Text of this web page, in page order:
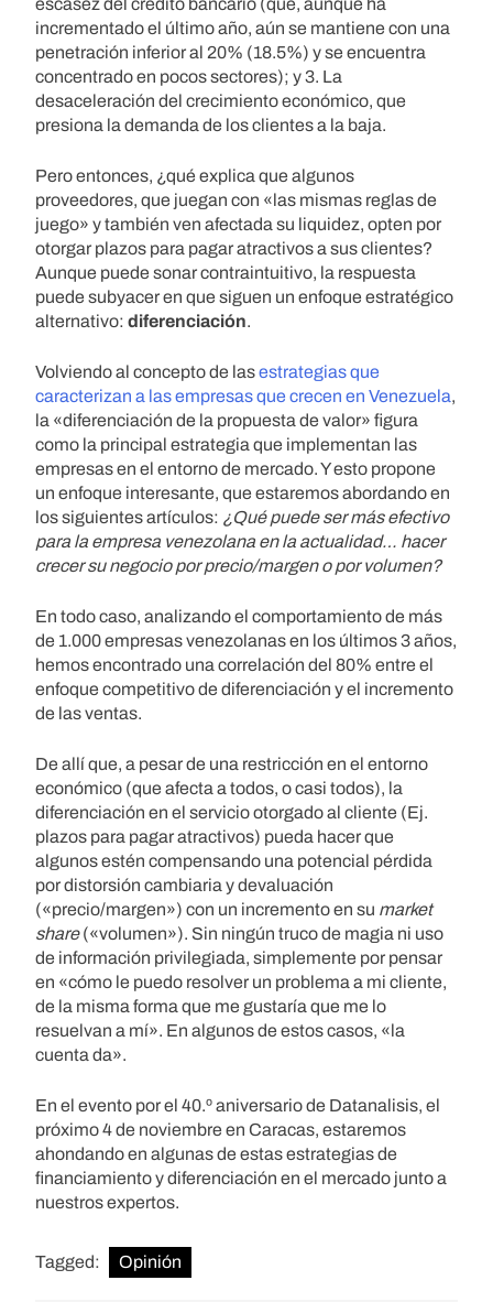
incrementado el último año, aún se mantiene con una
penetración inferior al 20% (18.5%) y se encuentra
concentrado en pocos sectores); y 3. La
desaceleración del crecimiento económico, que
presiona la demanda de los clientes a la baja.
Pero entonces, ¿qué explica que algunos
proveedores, que juegan con «las mismas reglas de
juego» y también ven afectada su liquidez, opten por
otorgar plazos para pagar atractivos a sus clientes?
Aunque puede sonar contraintuitivo, la respuesta
puede subyacer en que siguen un enfoque estratégico
alternativo: diferenciación.
Volviendo al concepto de lasestrategias que
caracterizan a las empresas que crecen en Venezuela,
la «diferenciación de la propuesta de valor» figura
como la principal estrategia que implementan las
empresas en el entorno de mercado. Y esto propone
un enfoque interesante, que estaremos abordando en
los siguientes artículos: ¿Qué puede ser más efectivo
para la empresa venezolana en la actualidad… hacer
crecer su negocio por precio/margen o por volumen?
En todo caso, analizando el comportamiento de más
de 1.000 empresas venezolanas en los últimos 3 años,
hemos encontrado una correlación del 80% entre el
enfoque competitivo de diferenciación y el incremento
de las ventas.
De allí que, a pesar de una restricción en el entorno
económico (que afecta a todos, o casi todos), la
diferenciación en el servicio otorgado al cliente (Ej.
plazos para pagar atractivos) pueda hacer que
algunos estén compensando una potencial pérdida
por distorsión cambiaria y devaluación
(«precio/margen») con un incremento en su market
share(«volumen»). Sin ningún truco de magia ni uso
de información privilegiada, simplemente por pensar
en «cómo le puedo resolver un problema a mi cliente,
de la misma forma que me gustaría que me lo
resuelvan a mí». En algunos de estos casos, «la
cuenta da».
En el evento por el 40.º aniversario de Datanalisis, el
próximo 4 de noviembre en Caracas, estaremos
ahondando en algunas de estas estrategias de
financiamiento y diferenciación en el mercado junto a
nuestros expertos.
Tagged: Opinión